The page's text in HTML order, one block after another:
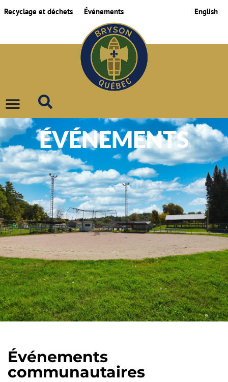
Recyclage et déchets Événements English
ÉVÉNEMENTS
Événements
communautaires